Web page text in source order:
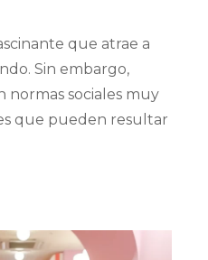
que atrae a
Sin embargo,
normas sociales muy
que pueden resultar